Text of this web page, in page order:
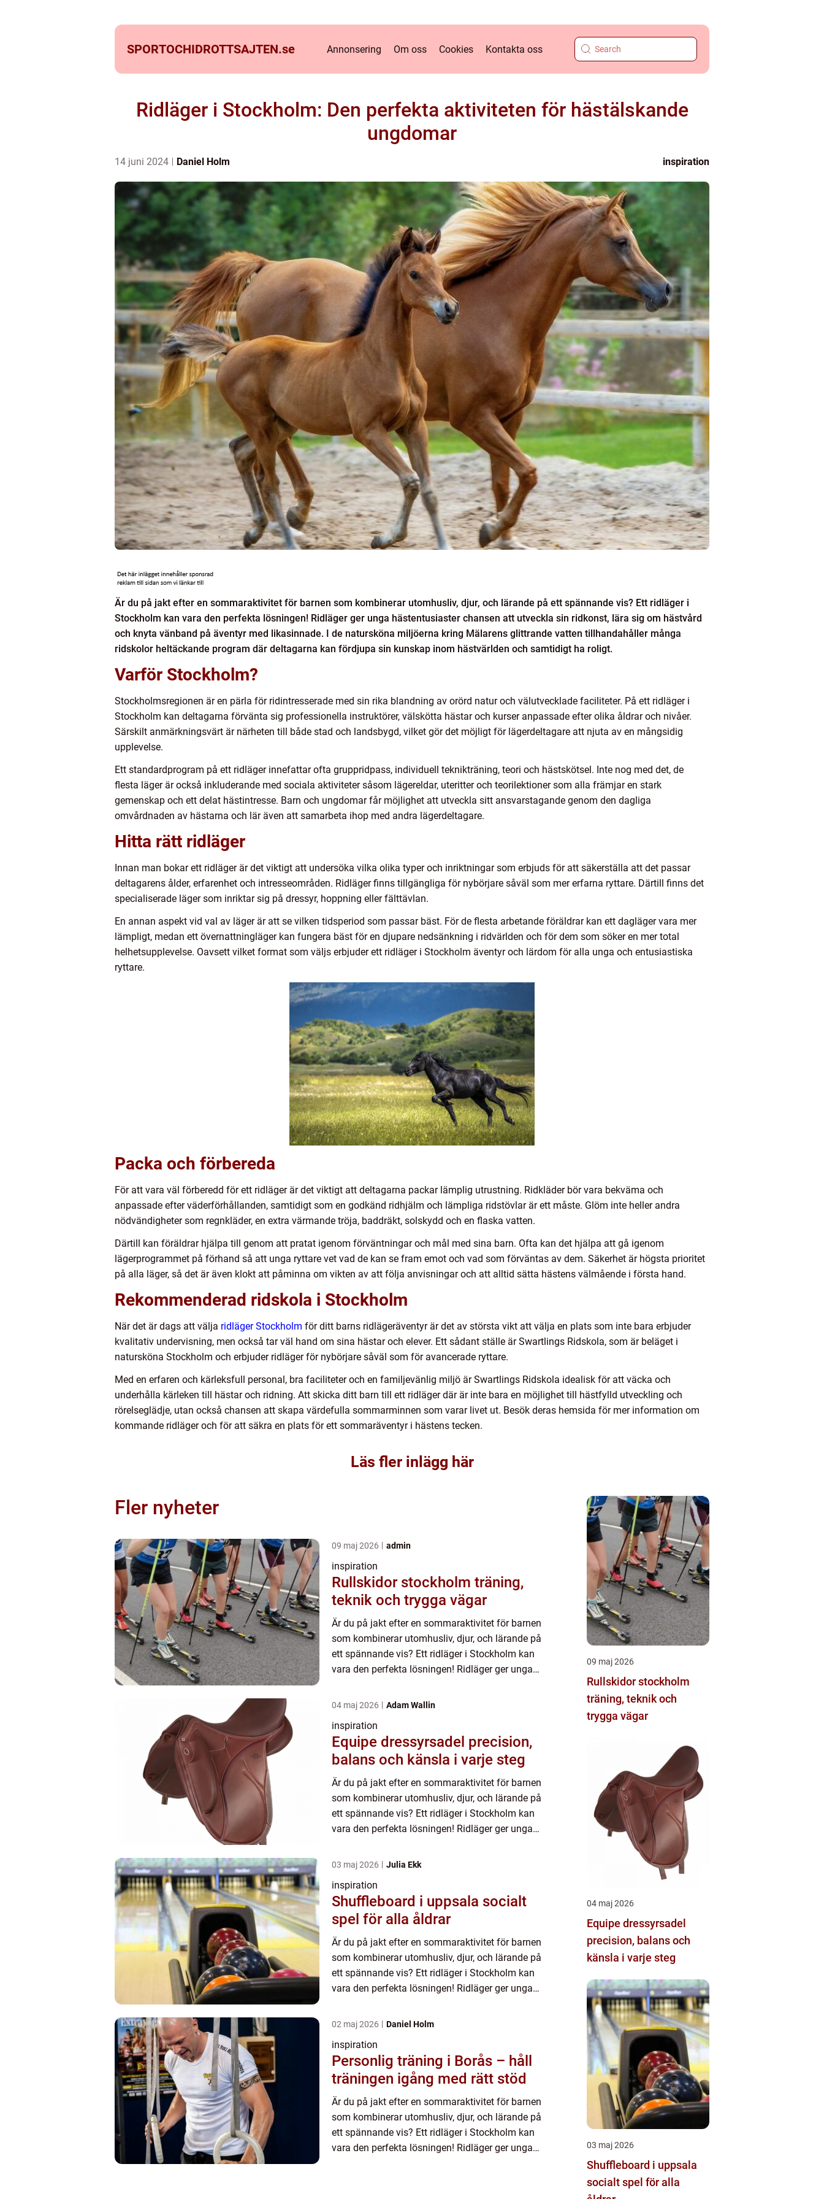
SPORTOCHIDROTTSAJTEN.se Annonsering Om oss Cookies Kontakta oss
Ridläger i Stockholm: Den perfekta aktiviteten för hästälskande
ungdomar
14 juni 2024 Daniel Holm inspiration
Är du på jakt efter en sommaraktivitet för barnen som kombinerar utomhusliv, djur, och lärande på ett spännande vis? Ett ridläger i
Stockholm kan vara den perfekta lösningen! Ridläger ger unga hästentusiaster chansen att utveckla sin ridkonst, lära sig om hästvård
och knyta vänband på äventyr med likasinnade. I de natursköna miljöerna kring Mälarens glittrande vatten tillhandahåller många
ridskolor heltäckande program där deltagarna kan fördjupa sin kunskap inom hästvärlden och samtidigt ha roligt.
Varför Stockholm?
Stockholmsregionen är en pärla för ridintresserade med sin rika blandning av orörd natur och välutvecklade faciliteter. På ett ridläger i
Stockholm kan deltagarna förvänta sig professionella instruktörer, välskötta hästar och kurser anpassade efter olika åldrar och nivåer.
Särskilt anmärkningsvärt är närheten till både stad och landsbygd, vilket gör det möjligt för lägerdeltagare att njuta av en mångsidig
upplevelse.
Ett standardprogram på ett ridläger innefattar ofta gruppridpass, individuell teknikträning, teori och hästskötsel. Inte nog med det, de
flesta läger är också inkluderande med sociala aktiviteter såsom lägereldar, uteritter och teorilektioner som alla främjar en stark
gemenskap och ett delat hästintresse. Barn och ungdomar får möjlighet att utveckla sitt ansvarstagande genom den dagliga
omvårdnaden av hästarna och lär även att samarbeta ihop med andra lägerdeltagare.
Hitta rätt ridläger
Innan man bokar ett ridläger är det viktigt att undersöka vilka olika typer och inriktningar som erbjuds för att säkerställa att det passar
deltagarens ålder, erfarenhet och intresseområden. Ridläger finns tillgängliga för nybörjare såväl som mer erfarna ryttare. Därtill finns det
specialiserade läger som inriktar sig på dressyr, hoppning eller fälttävlan.
En annan aspekt vid val av läger är att se vilken tidsperiod som passar bäst. För de flesta arbetande föräldrar kan ett dagläger vara mer
lämpligt, medan ett övernattningläger kan fungera bäst för en djupare nedsänkning i ridvärlden och för dem som söker en mer total
helhetsupplevelse. Oavsett vilket format som väljs erbjuder ett ridläger i Stockholm äventyr och lärdom för alla unga och entusiastiska
ryttare.
Packa och förbereda
För att vara väl förberedd för ett ridläger är det viktigt att deltagarna packar lämplig utrustning. Ridkläder bör vara bekväma och
anpassade efter väderförhållanden, samtidigt som en godkänd ridhjälm och lämpliga ridstövlar är ett måste. Glöm inte heller andra
nödvändigheter som regnkläder, en extra värmande tröja, baddräkt, solskydd och en flaska vatten.
Därtill kan föräldrar hjälpa till genom att pratat igenom förväntningar och mål med sina barn. Ofta kan det hjälpa att gå igenom
lägerprogrammet på förhand så att unga ryttare vet vad de kan se fram emot och vad som förväntas av dem. Säkerhet är högsta prioritet
på alla läger, så det är även klokt att påminna om vikten av att följa anvisningar och att alltid sätta hästens välmående i första hand.
Rekommenderad ridskola i Stockholm
När det är dags att välja ridläger Stockholm för ditt barns ridlägeräventyr är det av största vikt att välja en plats som inte bara erbjuder
kvalitativ undervisning, men också tar väl hand om sina hästar och elever. Ett sådant ställe är Swartlings Ridskola, som är beläget i
natursköna Stockholm och erbjuder ridläger för nybörjare såväl som för avancerade ryttare.
Med en erfaren och kärleksfull personal, bra faciliteter och en familjevänlig miljö är Swartlings Ridskola idealisk för att väcka och
underhålla kärleken till hästar och ridning. Att skicka ditt barn till ett ridläger där är inte bara en möjlighet till hästfylld utveckling och
rörelseglädje, utan också chansen att skapa värdefulla sommarminnen som varar livet ut. Besök deras hemsida för mer information om
kommande ridläger och för att säkra en plats för ett sommaräventyr i hästens tecken.
Läs fler inlägg här
Fler nyheter
09 maj 2026 admin
inspiration
Rullskidor stockholm träning,
teknik och trygga vägar
Är du på jakt efter en sommaraktivitet för barnen
som kombinerar utomhusliv, djur, och lärande på
ett spännande vis? Ett ridläger i Stockholm kan
vara den perfekta lösningen! Ridläger ger unga
04 maj 2026 Adam Wallin
inspiration
Equipe dressyrsadel precision,
balans och känsla i varje steg
Är du på jakt efter en sommaraktivitet för barnen
som kombinerar utomhusliv, djur, och lärande på
ett spännande vis? Ett ridläger i Stockholm kan
vara den perfekta lösningen! Ridläger ger unga
03 maj 2026 Julia Ekk
inspiration
Shuffleboard i uppsala socialt
spel för alla åldrar
Är du på jakt efter en sommaraktivitet för barnen
som kombinerar utomhusliv, djur, och lärande på
ett spännande vis? Ett ridläger i Stockholm kan
vara den perfekta lösningen! Ridläger ger unga
02 maj 2026 Daniel Holm
inspiration
Personlig träning i Borås – håll
träningen igång med rätt stöd
Är du på jakt efter en sommaraktivitet för barnen
som kombinerar utomhusliv, djur, och lärande på
ett spännande vis? Ett ridläger i Stockholm kan
vara den perfekta lösningen! Ridläger ger unga
09 maj 2026
Rullskidor stockholm
träning, teknik och
trygga vägar
04 maj 2026
Equipe dressyrsadel
precision, balans och
känsla i varje steg
03 maj 2026
Shuffleboard i uppsala
socialt spel för alla